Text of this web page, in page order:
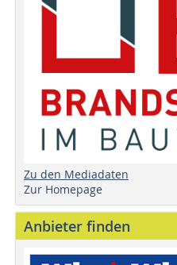
Zu den Mediadaten
Zur Homepage
Anbieter finden